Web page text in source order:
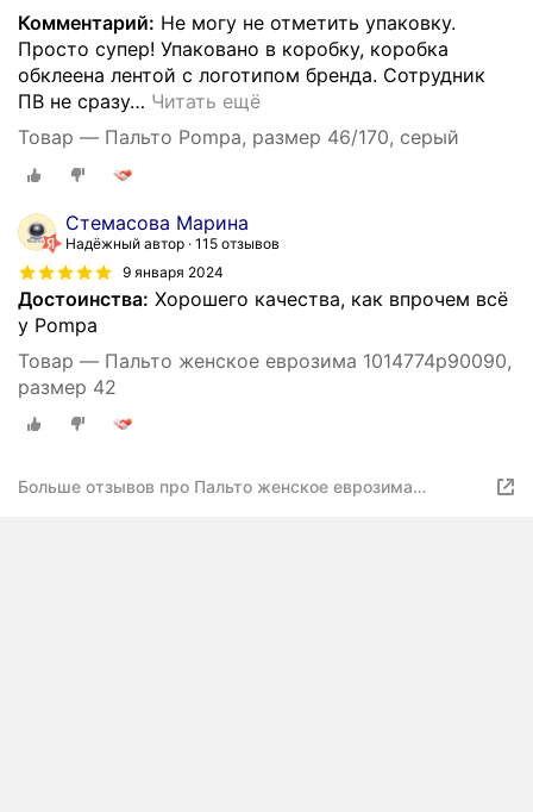
Комментарий: Не могу не отметить упаковку.
Просто супер! Упаковано в коробку, коробка
обклеена лентой с логотипом бренда. Сотрудник
ПВ не сразу… Читать ещё
Товар — Пальто Pompa, размер 46/170, серый
Стемасова Марина
Надёжный автор 115 отзывов
9 января 2024
Достоинства: Хорошего качества, как впрочем всё
у Pompa
Товар — Пальто женское еврозима 1014774p90090,
размер 42
Больше отзывов про Пальто женское еврозима